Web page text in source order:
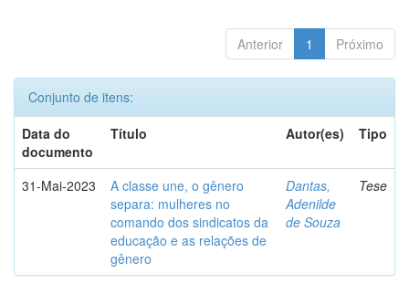
Anterior 1 Próximo
Conjunto de itens:
Data do
documento
Título Autor(es) Tipo
31-Mai-2023
A classe une, o gênero
separa: mulheres no
comando dos sindicatos da
educação e as relações de
gênero
Dantas,
Adenilde
de Souza
Tese